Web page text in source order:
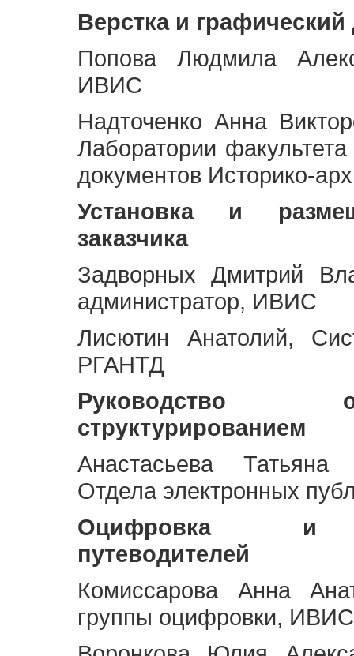
Верстка и графический
Попова Людмила
ИВИС
Надточенко Анна
Лаборатории
документов Историко-
Установка и
заказчика
Задворных Дмитрий
администратор, ИВИС
Лисютин Анатолий,
РГАНТД
Руководство
структурированием
Анастасьева Татьяна
Отдела электронных
Оцифровка и
путеводителей
Комиссарова Анна
группы оцифровки, ИВИС